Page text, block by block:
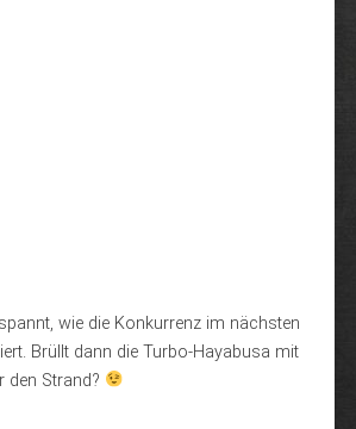
wie die Konkurrenz im nächsten
Brüllt dann die Turbo-Hayabusa mit
den Strand?